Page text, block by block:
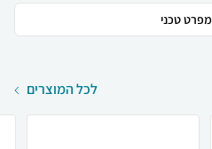
מפרט טכני
לכל המוצרים